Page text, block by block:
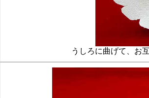
うしろに曲げて、お